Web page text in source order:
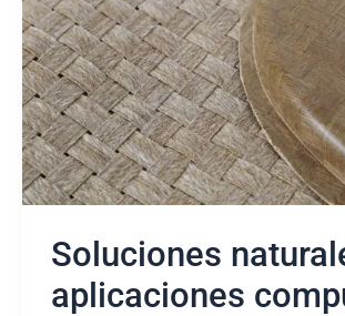
Soluciones
aplicaciones
compuestas